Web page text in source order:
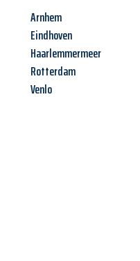
Arnhem
Eindhoven
Haarlemmermeer
Rotterdam
Venlo